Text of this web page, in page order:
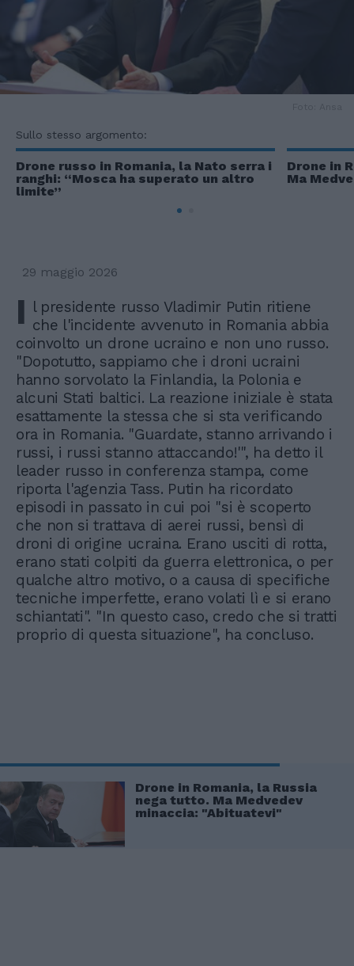
Sullo stesso argomento:
Drone russo in Romania, la Nato serra i
ranghi: “Mosca ha superato un altro
limite”
Drone in
Ma
29 maggio 2026
I l presidente russo Vladimir Putin ritiene
che l'incidente avvenuto in Romania abbia
coinvolto un drone ucraino e non uno russo.
"Dopotutto, sappiamo che i droni ucraini
hanno sorvolato la Finlandia, la Polonia e
alcuni Stati baltici. La reazione iniziale è stata
esattamente la stessa che si sta verificando
ora in Romania. "Guardate, stanno arrivando i
russi, i russi stanno attaccando!'", ha detto il
leader russo in conferenza stampa, come
riporta l'agenzia Tass. Putin ha ricordato
episodi in passato in cui poi "si è scoperto
che non si trattava di aerei russi, bensì di
droni di origine ucraina. Erano usciti di rotta,
erano stati colpiti da guerra elettronica, o per
qualche altro motivo, o a causa di specifiche
tecniche imperfette, erano volati lì e si erano
schiantati". "In questo caso, credo che si tratti
proprio di questa situazione", ha concluso.
Drone in Romania, la Russia
nega tutto. Ma Medvedev
minaccia: "Abituatevi"